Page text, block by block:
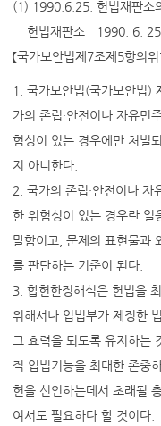
(1) 1990.6.25. 헌법재판소
헌법재판소ㅤ1990. 6. 25.
【국가보안법제7조제5항의위
1. 국가보안법(국가보안법)
가의 존립·안전이나 자유민
험성이 있는 경우에만 처벌
지 아니한다.
2. 국가의 존립·안전이나 자
한 위험성이 있는 경우란 일
말함이고, 문제의 표현물과
를 판단하는 기준이 된다.
3. 합헌한정해석은 헌법을
위해서나 입법부가 제정한
그 효력을 되도록 유지하는
적 입법기능을 최대한 존중
헌을 선언하는데서 초래될
여서도 필요하다 할 것이다.